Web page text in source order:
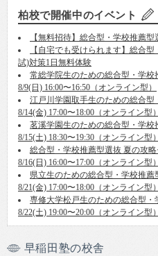
柏校で開催中のイベント
【無料招待】総合型・学校推薦
【自宅でも受けられます】総合
試)対策1日無料体験
常総学院生のための総合型・学校
8/9(日) 16:00〜16:50（オンライン型）
江戸川学園取手生のための総合
8/14(金) 17:00〜18:00（オンライン型）
茗溪学園生のための総合型・学
8/15(土) 18:30〜19:30（オンライン型）
総合型・学校推薦型選抜 夏の攻略
8/16(日) 16:00〜17:00（オンライン型）
県立生のための総合型・学校推薦
8/21(金) 17:00〜18:00（オンライン型）
専修大学松戸生のための総合型
8/22(土) 19:00〜20:00（オンライン型）
早稲田塾の校舎